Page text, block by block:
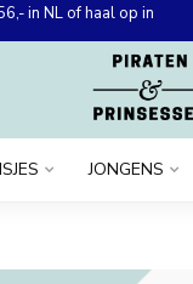
in NL of haal op in
JONGENS